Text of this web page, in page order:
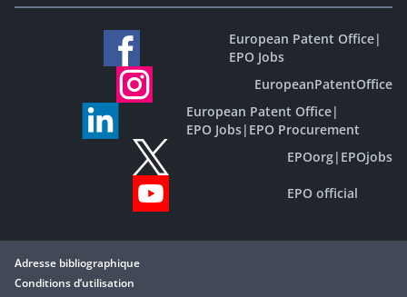
European Patent Office|
EPO Jobs
EuropeanPatentOffice
European Patent Office|
EPO Jobs| EPO Procurement
EPOorg| EPOjobs
EPO official
Adresse bibliographique
Conditions d’utilisation